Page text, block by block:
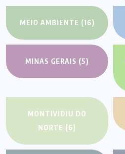
MEIO AMBIENTE (16)
MINAS GERAIS (5)
MONTIVIDIU DO
NORTE (6)